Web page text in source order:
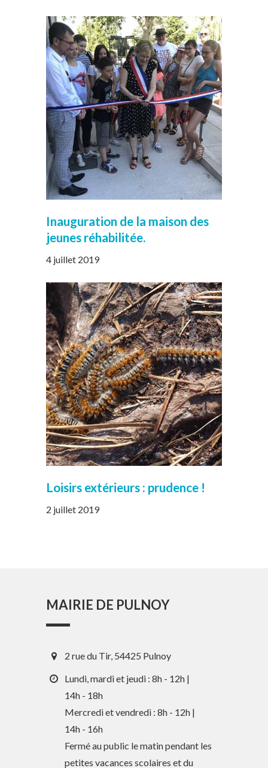
Inauguration de la maison des
jeunes réhabilitée.
4 juillet 2019
Loisirs extérieurs : prudence !
2 juillet 2019
En 1 clic
MAIRIE DE PULNOY
2 rue du Tir, 54425 Pulnoy
Lundi, mardi et jeudi : 8h - 12h |
14h - 18h
Mercredi et vendredi : 8h - 12h |
14h - 16h
Fermé au public le matin pendant les
petites vacances scolaires et du